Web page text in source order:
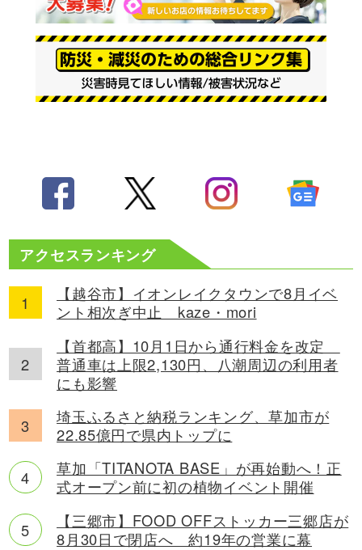
アクセスランキング
【越谷市】イオンレイクタウンで8月イベ
ント相次ぎ中止 kaze・mori
【首都高】10月1日から通行料金を改定
普通車は上限2,130円、八潮周辺の利用者
にも影響
埼玉ふるさと納税ランキング、草加市が
22.85億円で県内トップに
草加「TITANOTA BASE」が再始動へ！正
式オープン前に初の植物イベント開催
【三郷市】FOOD OFFストッカー三郷店が
8月30日で閉店へ 約19年の営業に幕